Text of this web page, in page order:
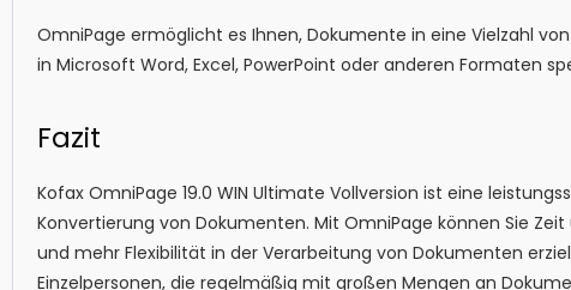
OmniPage ermöglicht es Ihnen, Dokumente in eine Vielzahl
in Microsoft Word, Excel, PowerPoint oder anderen Formaten
Fazit
Kofax OmniPage 19.0 WIN Ultimate Vollversion ist eine
Konvertierung von Dokumenten. Mit OmniPage können Sie
und mehr Flexibilität in der Verarbeitung von Dokumenten
Einzelpersonen, die regelmäßig mit großen Mengen an